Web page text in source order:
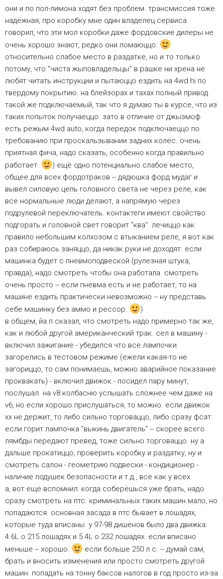
они и по пол-лимона ходят без проблем. трансмиссия тоже
надёжная, про коробку мне один владелец сервиса
говорил, что эти мол коробки даже фордовские дилеры не
очень хорошо знают, редко они ломаюццо.
относительно слабое место в раздатке, но и то только
потому, что "чиста жыповладельцы" в рашке ни хрена не
любят читать инструкции и пытаюццо ездить на 4wd hi по
твёрдому покрытию. на блейзорах и тахах полный привод
такой же подключаемый, так что я думаю ты в курсе, что из
таких попыток получаеццо. зато в отличие от джыэмоф
есть режым 4wd auto, когда передок подключаеццо по
требованию при проскальзывании задних колёс. очень
приятная фича, надо сказать, особенно когда правильно
работает.
) ещё одно потенциально слабое место,
общее для всех фордотраков -- дядюшка форд мудаг и
вывел силовую цепь головного света не через реле, как
все нормальные люди делают, а напрямую через
подрулевой переключатель. контактеги имеют свойство
подгорать и головной свет говорит "ква". лечиццо как
правило небольшим колхозом с втыканием реле, я вот как
раз собираюсь заняццо, да никак руки не доходят. если
машинка будет с пневмоподвеской (рулезная штука,
правда), надо смотреть чтобы она работала. смотреть
очень просто -- если пневма есть и не работает, то на
машине ездить практически невозможно -- ну представь
себе машинку без аммо и рессор.
)
в общем, йа п сказал, что смотреть надо примерно так же,
как и любой другой американческий трак. сел в машину -
включил зажигание - убедился что все лампочки
загорелись в тестовом режиме (ежели какая-то не
загориццо, то сам понимаешь, можно аварийное показание
проквакать) - включил движок - посидел пару минут,
послушал. на v8 колбасню услышать сложнее чем даже на
v6, но если хорошо прислушаться, то можно. если движок
хх не держит, то либо сильно торговаццо, либо сразу фсат.
если горит лампочка "выкинь двигатель" -- скорее всего
лямбды передают превед, тоже сильно торговаццо. ну а
дальше прокатиццо, проверить коробку и раздатку, ну и
смотреть салон - геометрию подвески - кондиционер -
наличие подушек безопасности и т.д., всё как у всех.
а, вот ещё вспомнил: когда соберёшься уже брать, надо
сразу смотреть на птс. криминальных таких машин мало, но
попадаются. основная засада в птс бывает в лошадях,
которые туда вписаны. у 97-98 дишенов было два движка:
4.6L о 215 лошадях и 5.4L о 232 лошадях. если вписано
меньше -- хорошо.
если больше 250 л.с. -- думай сам,
брать и вносить изменения или просто смотреть другой
машин. попадать на тонну баксов налогов в год просто из-за